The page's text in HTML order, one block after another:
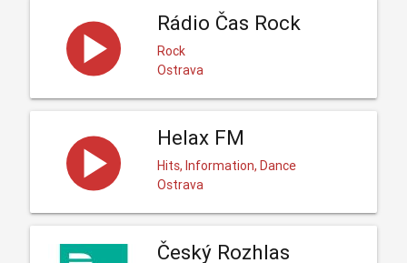
Rádio Čas Rock
Rock
Ostrava
Helax FM
Hits, Information, Dance
Ostrava
Český Rozhlas